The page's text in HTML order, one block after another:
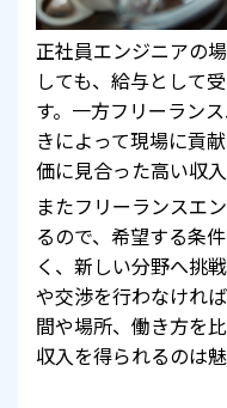
正社員エンジニアの
しても、給与として
す。一方フリーラン
きによって現場に貢
価に見合った高い収入
またフリーランスエ
るので、希望する条
く、新しい分野へ挑
や交渉を行わなけれ
間や場所、働き方を
収入を得られるのは